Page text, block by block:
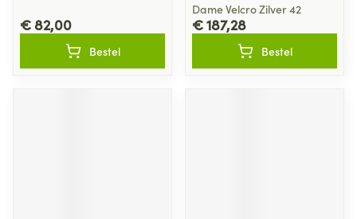
€ 82,00
Bestel
Dame Velcro Zilver 42
€ 187,28
Bestel